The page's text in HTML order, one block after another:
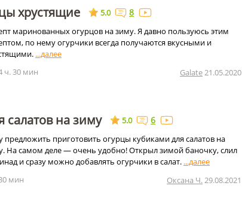
хрустящие 5.0 8
маринованных огурцов на зиму. Я давно пользуюсь этим
по нему огурчики всегда получаются вкусными и
ч. 30 мин
Galate21.05.2020
салатов на зиму 5.0 6
предложить приготовить огурцы кубиками для салатов на
На самом деле — очень удобно! Открыл зимой баночку, слил
и сразу можно добавлять огурчики в салат.
мин
Оксана Ч.29.08.2021